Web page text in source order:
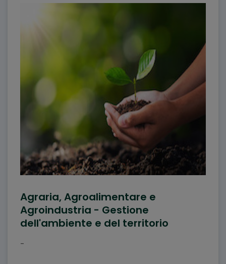
Agraria, Agroalimentare e
Agroindustria - Gestione
dell'ambiente e del territorio
-